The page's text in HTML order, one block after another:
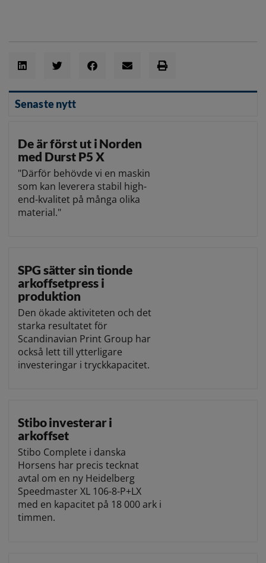
Senaste nytt
De är först ut i Norden
med Durst P5 X
"Därför behövde vi en maskin
som kan leverera stabil high-
end-kvalitet på många olika
material."
SPG sätter sin tionde
arkoffsetpress i
produktion
Den ökade aktiviteten och det
starka resultatet för
Scandinavian Print Group har
också lett till ytterligare
investeringar i tryckkapacitet.
Stibo investerar i
arkoffset
Stibo Complete i danska
Horsens har precis tecknat
avtal om en ny Heidelberg
Speedmaster XL 106-8-P+LX
med en kapacitet på 18 000 ark i
timmen.